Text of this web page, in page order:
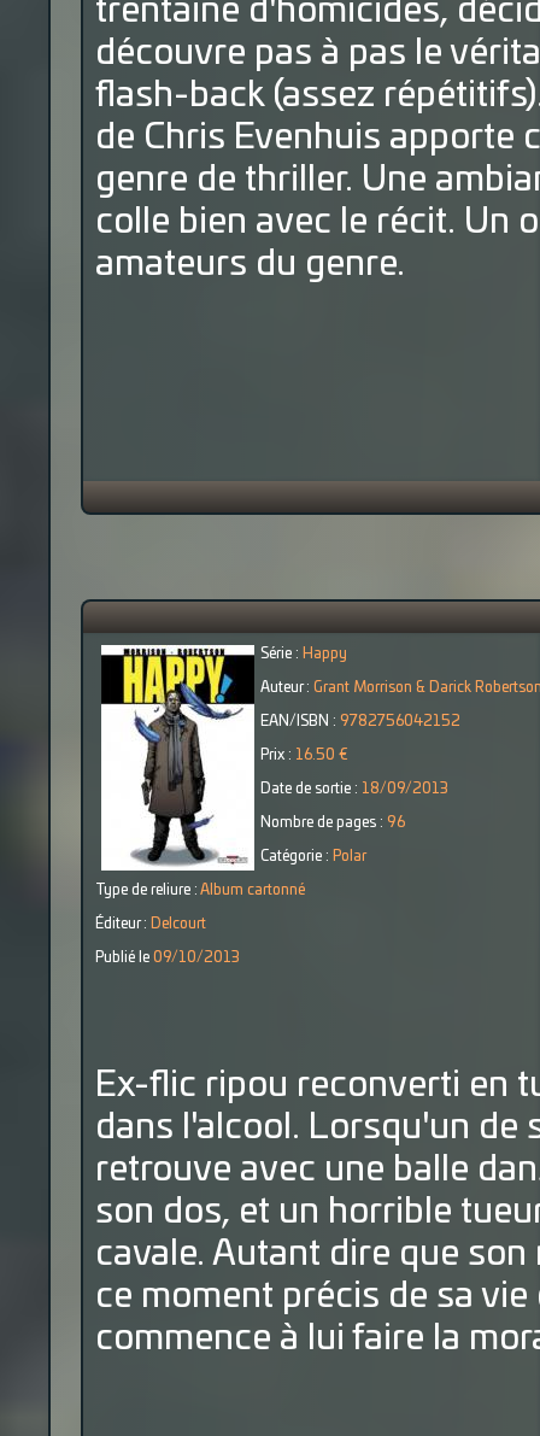
trentaine d'homicides,
découvre pas à pas le
flash-back (assez
de Chris Evenhuis apporte
genre de thriller. Une
colle bien avec le récit. Un
amateurs du genre.
Série : Happy
Auteur : Grant Morrison & Darick
EAN/ISBN : 9782756042152
Prix : 16.50 €
Date de sortie : 18/09/2013
Nombre de pages : 96
Catégorie : Polar
Type de reliure : Album cartonné
Éditeur : Delcourt
Publié le 09/10/2013
Ex-flic ripou reconverti en
dans l'alcool. Lorsqu'un de
retrouve avec une balle
son dos, et un horrible
cavale. Autant dire que
ce moment précis de sa
commence à lui faire la